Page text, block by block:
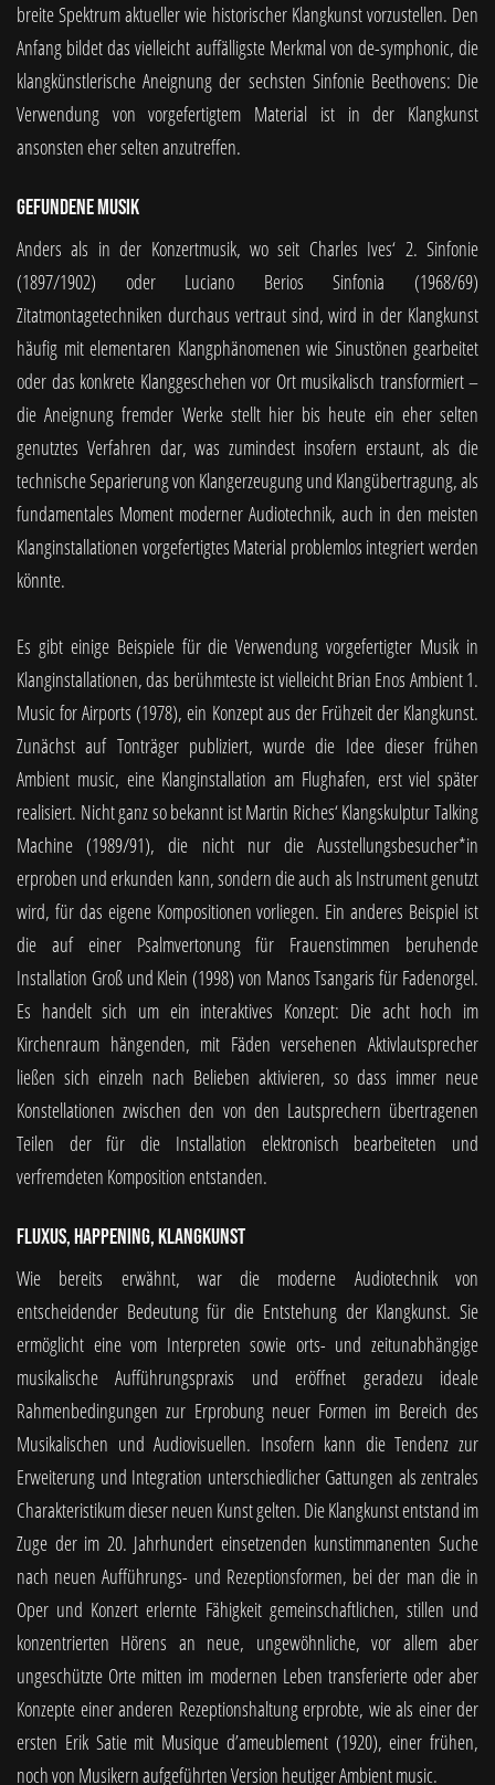
breite Spektrum aktueller wie historischer Klangkunst vorzustellen. Den
Anfang bildet das vielleicht auffälligste Merkmal von de-symphonic, die
klangkünstlerische Aneignung der sechsten Sinfonie Beethovens: Die
Verwendung von vorgefertigtem Material ist in der Klangkunst
ansonsten eher selten anzutreffen.
Gefundene Musik
Anders als in der Konzertmusik, wo seit Charles Ives‘ 2. Sinfonie
(1897/1902) oder Luciano Berios Sinfonia (1968/69)
Zitatmontagetechniken durchaus vertraut sind, wird in der Klangkunst
häufig mit elementaren Klangphänomenen wie Sinustönen gearbeitet
oder das konkrete Klanggeschehen vor Ort musikalisch transformiert –
die Aneignung fremder Werke stellt hier bis heute ein eher selten
genutztes Verfahren dar, was zumindest insofern erstaunt, als die
technische Separierung von Klangerzeugung und Klangübertragung, als
fundamentales Moment moderner Audiotechnik, auch in den meisten
Klanginstallationen vorgefertigtes Material problemlos integriert werden
könnte.
Es gibt einige Beispiele für die Verwendung vorgefertigter Musik in
Klanginstallationen, das berühmteste ist vielleicht Brian Enos Ambient 1.
Music for Airports (1978), ein Konzept aus der Frühzeit der Klangkunst.
Zunächst auf Tonträger publiziert, wurde die Idee dieser frühen
Ambient music, eine Klanginstallation am Flughafen, erst viel später
realisiert. Nicht ganz so bekannt ist Martin Riches‘ Klangskulptur Talking
Machine (1989/91), die nicht nur die Ausstellungsbesucher*in
erproben und erkunden kann, sondern die auch als Instrument genutzt
wird, für das eigene Kompositionen vorliegen. Ein anderes Beispiel ist
die auf einer Psalmvertonung für Frauenstimmen beruhende
Installation Groß und Klein (1998) von Manos Tsangaris für Fadenorgel.
Es handelt sich um ein interaktives Konzept: Die acht hoch im
Kirchenraum hängenden, mit Fäden versehenen Aktivlautsprecher
ließen sich einzeln nach Belieben aktivieren, so dass immer neue
Konstellationen zwischen den von den Lautsprechern übertragenen
Teilen der für die Installation elektronisch bearbeiteten und
verfremdeten Komposition entstanden.
Fluxus, Happening, Klangkunst
Wie bereits erwähnt, war die moderne Audiotechnik von
entscheidender Bedeutung für die Entstehung der Klangkunst. Sie
ermöglicht eine vom Interpreten sowie orts- und zeitunabhängige
musikalische Aufführungspraxis und eröffnet geradezu ideale
Rahmenbedingungen zur Erprobung neuer Formen im Bereich des
Musikalischen und Audiovisuellen. Insofern kann die Tendenz zur
Erweiterung und Integration unterschiedlicher Gattungen als zentrales
Charakteristikum dieser neuen Kunst gelten. Die Klangkunst entstand im
Zuge der im 20. Jahrhundert einsetzenden kunstimmanenten Suche
nach neuen Aufführungs- und Rezeptionsformen, bei der man die in
Oper und Konzert erlernte Fähigkeit gemeinschaftlichen, stillen und
konzentrierten Hörens an neue, ungewöhnliche, vor allem aber
ungeschützte Orte mitten im modernen Leben transferierte oder aber
Konzepte einer anderen Rezeptionshaltung erprobte, wie als einer der
ersten Erik Satie mit Musique d’ameublement (1920), einer frühen,
noch von Musikern aufgeführten Version heutiger Ambient music.